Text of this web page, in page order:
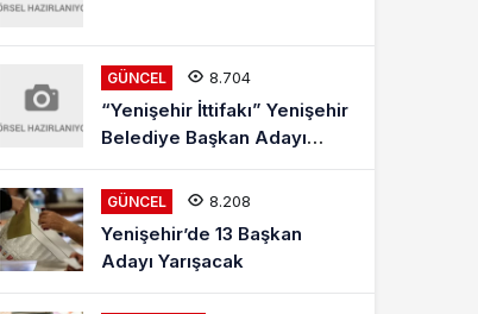
GÜNCEL 8.704
“Yenişehir İttifakı” Yenişehir
Belediye Başkan Adayı
Mehmet Kaya Röportajı
GÜNCEL 8.208
Yenişehir’de 13 Başkan
Adayı Yarışacak